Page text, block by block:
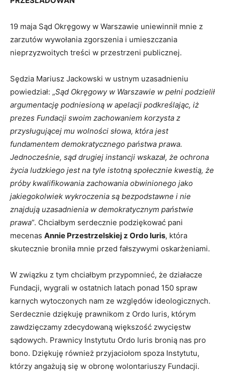
19 maja Sąd Okręgowy w Warszawie uniewinnił mnie z
zarzutów wywołania zgorszenia i umieszczania
nieprzyzwoitych treści w przestrzeni publicznej.
Sędzia Mariusz Jackowski w ustnym uzasadnieniu
powiedział: „Sąd Okręgowy w Warszawie w pełni podzielił
argumentację podniesioną w apelacji podkreślając, iż
prezes Fundacji swoim zachowaniem korzysta z
przysługującej mu wolności słowa, która jest
fundamentem demokratycznego państwa prawa.
Jednocześnie, sąd drugiej instancji wskazał, że ochrona
życia ludzkiego jest na tyle istotną społecznie kwestią, że
próby kwalifikowania zachowania obwinionego jako
jakiegokolwiek wykroczenia są bezpodstawne i nie
znajdują uzasadnienia w demokratycznym państwie
prawa”. Chciałbym serdecznie podziękować pani
mecenas Annie Przestrzelskiej z Ordo Iuris, która
skutecznie broniła mnie przed fałszywymi oskarżeniami.
W związku z tym chciałbym przypomnieć, że działacze
Fundacji, wygrali w ostatnich latach ponad 150 spraw
karnych wytoczonych nam ze względów ideologicznych.
Serdecznie dziękuję prawnikom z Ordo Iuris, którym
zawdzięczamy zdecydowaną większość zwycięstw
sądowych. Prawnicy Instytutu Ordo Iuris bronią nas pro
bono. Dziękuję również przyjaciołom spoza Instytutu,
którzy angażują się w obronę wolontariuszy Fundacji.